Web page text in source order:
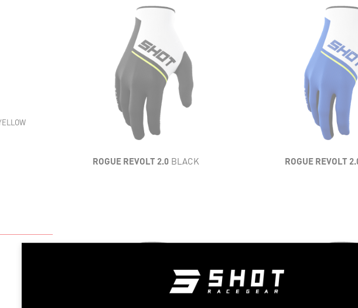
ROGUE REVOLT 2.0BLACK
FLEXIBILIDAD
VENTILACIÓN
RESISTENCIA
ROGUE REVOLT
FLEXIBILIDAD
VENTILACIÓN
RESISTENCIA
LIGEREZA